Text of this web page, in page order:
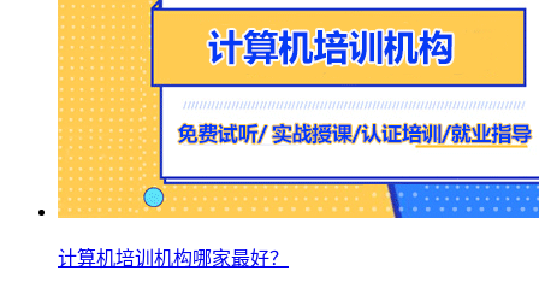
计算机培训机构哪家最好？